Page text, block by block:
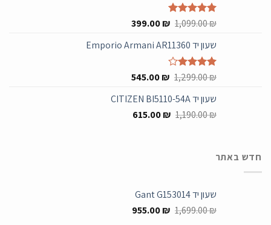
1,499.00 ₪.
דורג5.00
1,099.00₪
המחיר
היה:
1,099.00 ₪.
399.00₪
המחיר
הוא:
שעון יד Emporio Armani AR11360
דורג4.00
1,299.00₪
המחיר
היה:
1,299.00 ₪.
545.00₪
המחיר
הוא:
שעון יד CITIZEN BI5110-54A
1,190.00₪
המחיר
615.00₪
המחיר
חדש באתר
שעון יד Gant G153014
1,699.00₪
המחיר
955.00₪
המחיר